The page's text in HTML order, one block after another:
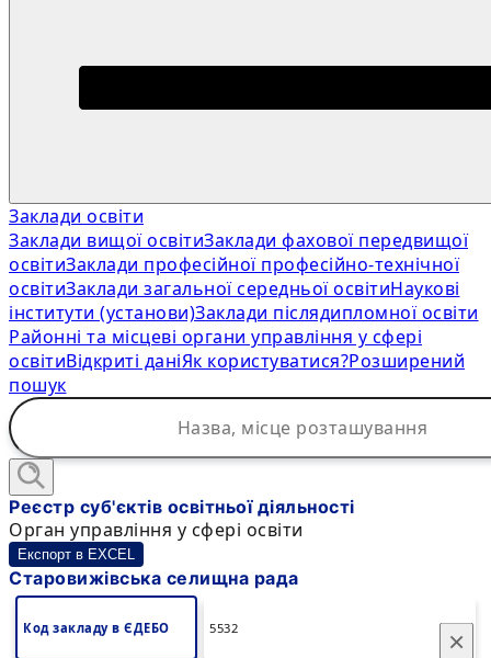
Заклади освіти
Заклади вищої освітиЗаклади фахової передвищої
освітиЗаклади професійної професійно-технічної
освітиЗаклади загальної середньої освітиНаукові
інститути (установи)Заклади післядипломної освіти
Районні та місцеві органи управління у сфері
освітиВідкриті даніЯк користуватися?Розширений
пошук
×
Реєстр суб'єктів освітньої діяльності
Орган управління у сфері освіти
Експорт в EXCEL
Старовижівська селищна рада
Код закладу в ЄДЕБО 5532